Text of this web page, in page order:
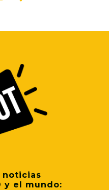
noticias
y el mundo: